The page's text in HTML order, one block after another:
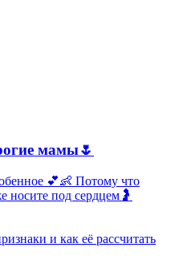
мамы🌷
💕👶 Потому что
носите под сердцем🤰